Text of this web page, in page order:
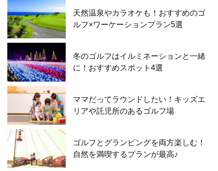
天然温泉やカラオケも！おすすめのゴ
ルフ×ワーケーションプラン5選
冬のゴルフはイルミネーションと一緒
に！おすすめスポット4選
ママだってラウンドしたい！キッズエ
リアや託児所のあるゴルフ場
ゴルフとグランピングを両方楽しむ！
自然を満喫するプランが最高♪